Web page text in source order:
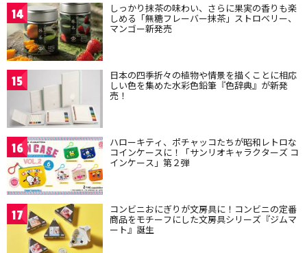
14 しっかり抹茶の味わい、さらに果実の香りも楽
しめる「無糖フレーバー抹茶」ストロベリー、
マンゴー新発売
15 日本の四季折々の植物や情景を描くことに相応
しい色を集めた水彩色鉛筆『色辞典』が新発
売！
16 ハローキティ、ポチャッコたちが昭和レトロな
コインケースに！「サンリオキャラクターズ コ
インケース」第２弾
17 コンビニおにぎりが文房具に！コンビニの定番
商品をモチーフにした文房具シリーズ『ジムマ
ート』誕生